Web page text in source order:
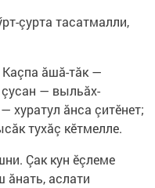
çурта тасатмалли,
Каçпа ăшă-тăк —
çусан — выльăх-
хуратул ăнса çитӗнет;
тухăç кӗтмелле.
Çак кун ӗçлеме
аслати